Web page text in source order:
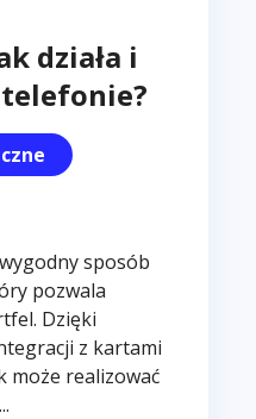
działa i
telefonie?
sposób
pozwala
Dzięki
z kartami
może realizować